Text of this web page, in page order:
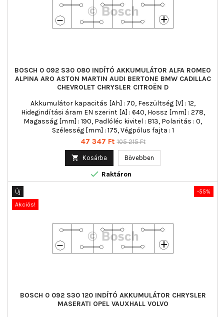
BOSCH 0 092 S30 080 INDÍTÓ AKKUMULÁTOR ALFA ROMEO
ALPINA ARO ASTON MARTIN AUDI BERTONE BMW CADILLAC
CHEVROLET CHRYSLER CITROËN D
Akkumulátor kapacitás [Ah] : 70, Feszültség [V] : 12,
Hidegindítási áram EN szerint [A] : 640, Hossz [mm] : 278,
Magasság [mm] : 190, Padlóléc kivitel : B13, Polaritás : 0,
Szélesség [mm] : 175, Végpólus fajta : 1
Ár
47 347 Ft Normál
105 215 Ft
 Kosárba Bővebben
 Raktáron
-55%
Új
Akciós!
BOSCH 0 092 S30 120 INDÍTÓ AKKUMULÁTOR CHRYSLER
MASERATI OPEL VAUXHALL VOLVO